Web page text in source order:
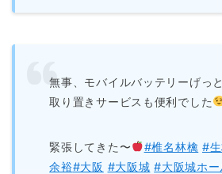
無事、モバイルバッテリーげっ
取り置きサービスも便利でした
緊張してきた〜 #椎名林檎 #
余裕#大阪 #大阪城 #大阪城ホー